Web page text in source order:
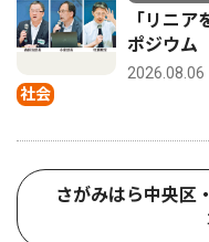
社会
「リニ
ポジウム
2026.08.06
さがみはら中央区